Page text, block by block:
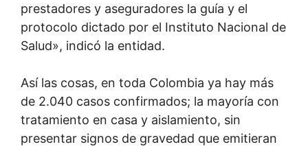
prestadores y aseguradores la guía y el
protocolo dictado por el Instituto Nacional de
Salud», indicó la entidad.
Así las cosas, en toda Colombia ya hay más
de 2.040 casos confirmados; la mayoría con
tratamiento en casa y aislamiento, sin
presentar signos de gravedad que emitieran